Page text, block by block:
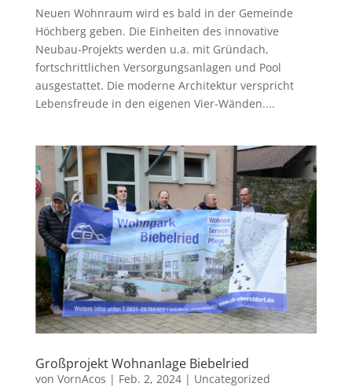
Neuen Wohnraum wird es bald in der Gemeinde
Höchberg geben. Die Einheiten des innovative
Neubau-Projekts werden u.a. mit Gründach,
fortschrittlichen Versorgungsanlagen und Pool
ausgestattet. Die moderne Architektur verspricht
Lebensfreude in den eigenen Vier-Wänden....
Großprojekt Wohnanlage Biebelried
von VornAcos | Feb. 2, 2024| Uncategorized